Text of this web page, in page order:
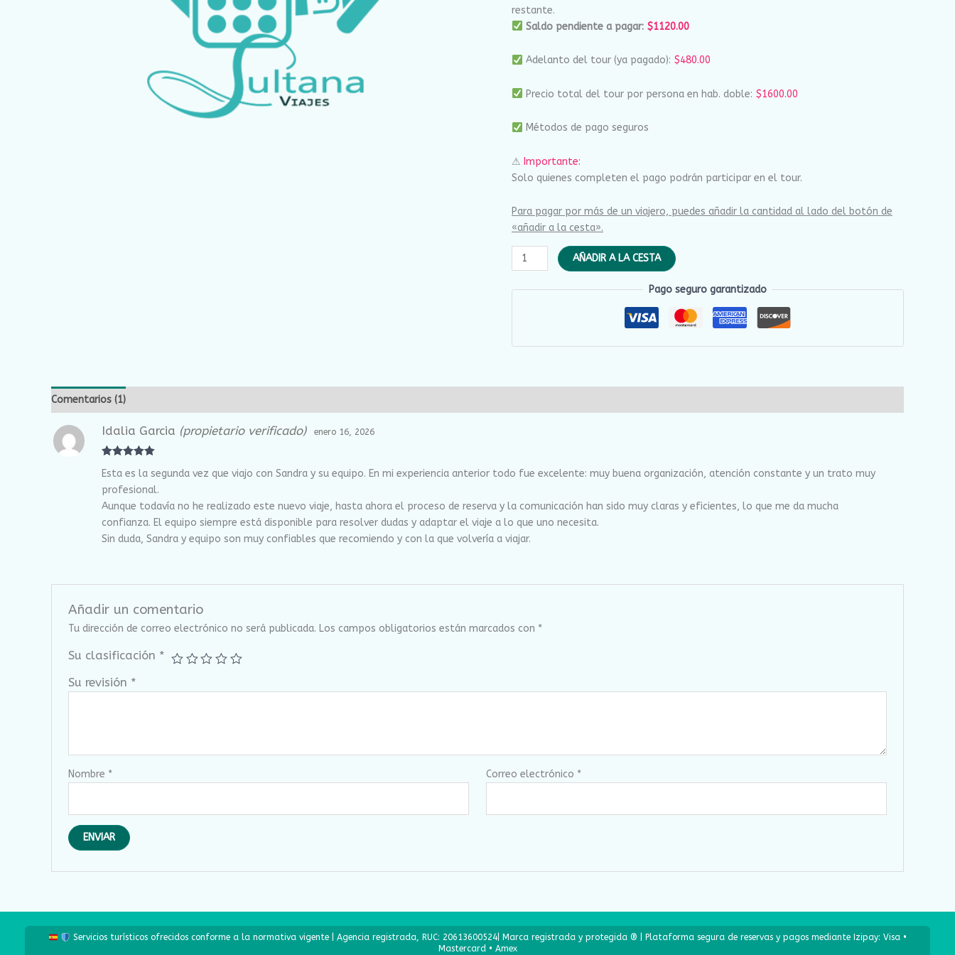
restante.
Saldo pendiente a pagar: $1120.00
Adelanto del tour (ya pagado): $480.00
Precio total del tour por persona en hab. doble: $1600.00
Métodos de pago seguros
⚠ Importante:
Solo quienes completen el pago podrán participar en el tour.
Para pagar por más de un viajero, puedes añadir la cantidad al lado del botón de
«añadir a la cesta».
AÑADIR A LA CESTA
Pago seguro garantizado
Comentarios (1)
de 5
Idalia Garcia (propietario verificado) enero 16, 2026
Esta es la segunda vez que viajo con Sandra y su equipo. En mi experiencia anterior todo fue excelente: muy buena organización, atención constante y un trato muy
profesional.
Aunque todavía no he realizado este nuevo viaje, hasta ahora el proceso de reserva y la comunicación han sido muy claras y eficientes, lo que me da mucha
confianza. El equipo siempre está disponible para resolver dudas y adaptar el viaje a lo que uno necesita.
Sin duda, Sandra y equipo son muy confiables que recomiendo y con la que volvería a viajar.
Añadir un comentario
Tu dirección de correo electrónico no será publicada. Los campos obligatorios están marcados con *
Su clasificación *
Su revisión *
Nombre * Correo electrónico *
Servicios turísticos ofrecidos conforme a la normativa vigente | Agencia registrada, RUC: 20613600524| Marca registrada y protegida ® | Plataforma segura de reservas y pagos mediante Izipay: Visa •
Mastercard • Amex